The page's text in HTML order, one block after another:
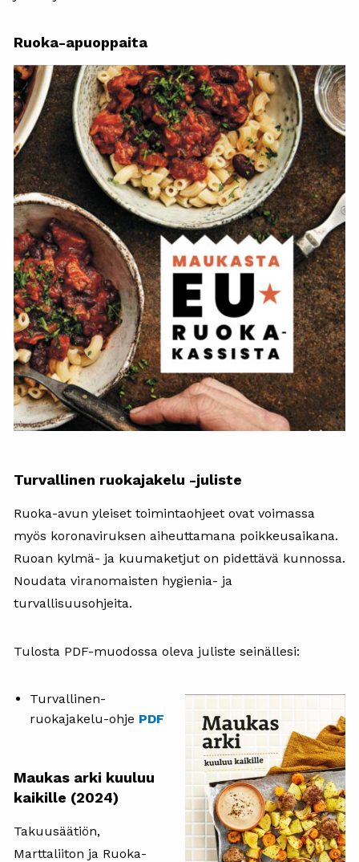
Ruoka-apuoppaita
Turvallinen ruokajakelu -juliste
Ruoka-avun yleiset toimintaohjeet ovat voimassa
myös koronaviruksen aiheuttamana poikkeusaikana.
Ruoan kylmä- ja kuumaketjut on pidettävä kunnossa.
Noudata viranomaisten hygienia- ja
turvallisuusohjeita.
Tulosta PDF-muodossa oleva juliste seinällesi:
Turvallinen-
ruokajakelu-ohje PDF
Maukas arki kuuluu
kaikille (2024)
Takuusäätiön,
Marttaliiton ja Ruoka-